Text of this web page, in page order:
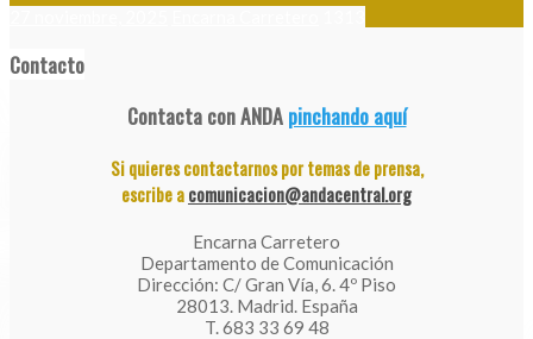
Contacto
Contacta con ANDApinchando aquí
Si quieres contactarnos por temas de prensa,
escribe acomunicacion@andacentral.org
Encarna Carretero
Departamento de Comunicación
Dirección: C/ Gran Vía, 6. 4º Piso
28013. Madrid. España
T. 683 33 69 48